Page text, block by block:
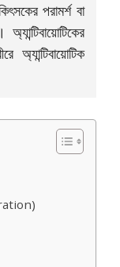
পরামর্শ বা
অ্যান্টিবায়োটিক